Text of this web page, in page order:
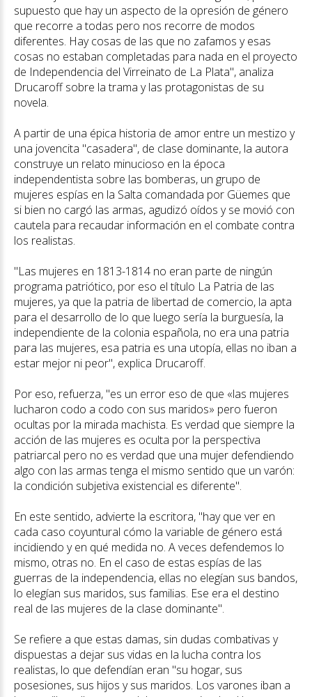
supuesto que hay un aspecto de la opresión de género
que recorre a todas pero nos recorre de modos
diferentes. Hay cosas de las que no zafamos y esas
cosas no estaban completadas para nada en el proyecto
de Independencia del Virreinato de La Plata", analiza
Drucaroff sobre la trama y las protagonistas de su
novela.
A partir de una épica historia de amor entre un mestizo y
una jovencita "casadera", de clase dominante, la autora
construye un relato minucioso en la época
independentista sobre las bomberas, un grupo de
mujeres espías en la Salta comandada por Güemes que
si bien no cargó las armas, agudizó oídos y se movió con
cautela para recaudar información en el combate contra
los realistas.
"Las mujeres en 1813-1814 no eran parte de ningún
programa patriótico, por eso el título La Patria de las
mujeres, ya que la patria de libertad de comercio, la apta
para el desarrollo de lo que luego sería la burguesía, la
independiente de la colonia española, no era una patria
para las mujeres, esa patria es una utopía, ellas no iban a
estar mejor ni peor", explica Drucaroff.
Por eso, refuerza, "es un error eso de que «las mujeres
lucharon codo a codo con sus maridos» pero fueron
ocultas por la mirada machista. Es verdad que siempre la
acción de las mujeres es oculta por la perspectiva
patriarcal pero no es verdad que una mujer defendiendo
algo con las armas tenga el mismo sentido que un varón:
la condición subjetiva existencial es diferente".
En este sentido, advierte la escritora, "hay que ver en
cada caso coyuntural cómo la variable de género está
incidiendo y en qué medida no. A veces defendemos lo
mismo, otras no. En el caso de estas espías de las
guerras de la independencia, ellas no elegían sus bandos,
lo elegían sus maridos, sus familias. Ese era el destino
real de las mujeres de la clase dominante".
Se refiere a que estas damas, sin dudas combativas y
dispuestas a dejar sus vidas en la lucha contra los
realistas, lo que defendían eran "su hogar, sus
posesiones, sus hijos y sus maridos. Los varones iban a